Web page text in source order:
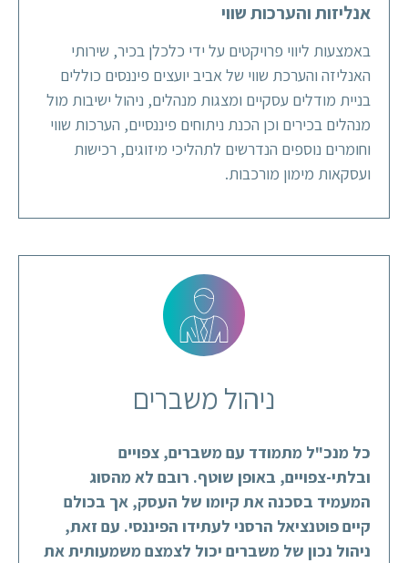
אנליזות והערכות שווי
באמצעות ליווי פרויקטים על ידי כלכלן בכיר, שירותי
האנליזה והערכת שווי של אביב יועצים פיננסים כוללים
בניית מודלים עסקיים ומצגות מנהלים, ניהול ישיבות מול
מנהלים בכירים וכן הכנת ניתוחים פיננסיים, הערכות שווי
וחומרים נוספים הנדרשים לתהליכי מיזוגים, רכישות
ועסקאות מימון מורכבות.
ניהול משברים
כל מנכ"ל מתמודד עם משברים, צפויים
ובלתי-צפויים, באופן שוטף. רובם לא מהסוג
המעמיד בסכנה את קיומו של העסק, אך בכולם
קיים פוטנציאל הרסני לעתידו הפיננסי. עם זאת,
ניהול נכון של משברים יכול לצמצם משמעותית את